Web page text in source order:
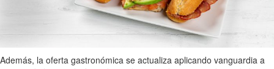
Además, la oferta gastronómica se actualiza aplicando vanguardia a